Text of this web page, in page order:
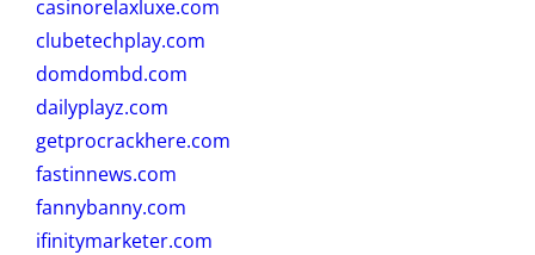
casinorelaxluxe.com
clubetechplay.com
domdombd.com
dailyplayz.com
getprocrackhere.com
fastinnews.com
fannybanny.com
ifinitymarketer.com